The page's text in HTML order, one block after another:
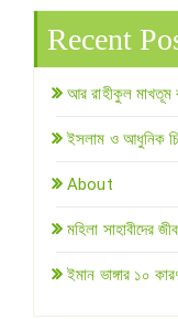
Recent
আর রাহীকুল মাখতূম
ইসলাম ও আধুনিক
About
মহিলা সাহাবীদের
ইমান ভাঙ্গার ১০